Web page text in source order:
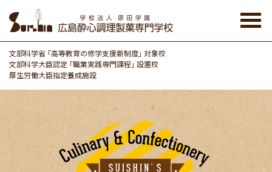
the
content
文部科学省 「高等教育の修学支援新制度」 対象校
文部科学大臣認定 「職業実践専門課程」 設置校
厚生労働大臣指定養成施設